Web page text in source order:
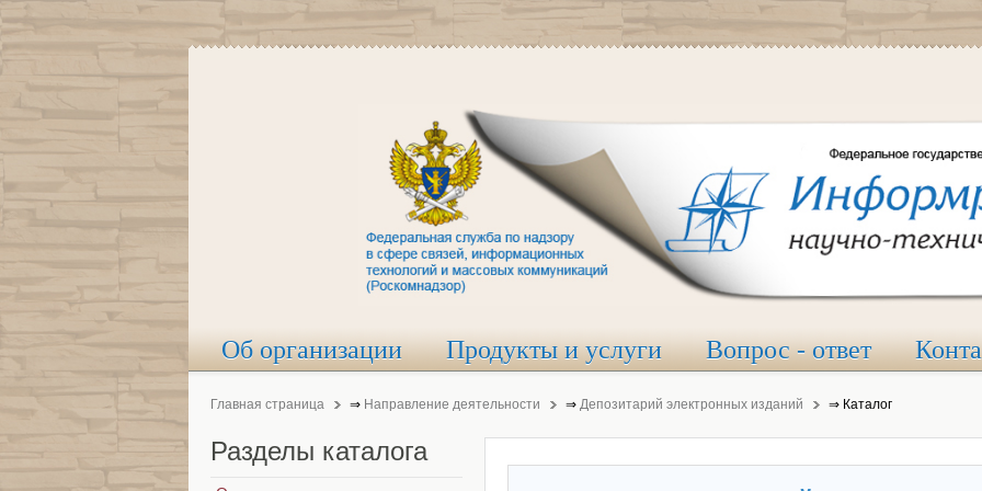
Об организации Продукты и услуги Вопрос - ответ
Главная страница ⇒ Направление деятельности ⇒ Депозитарий электронных изданий ⇒ Каталог
Разделы каталога